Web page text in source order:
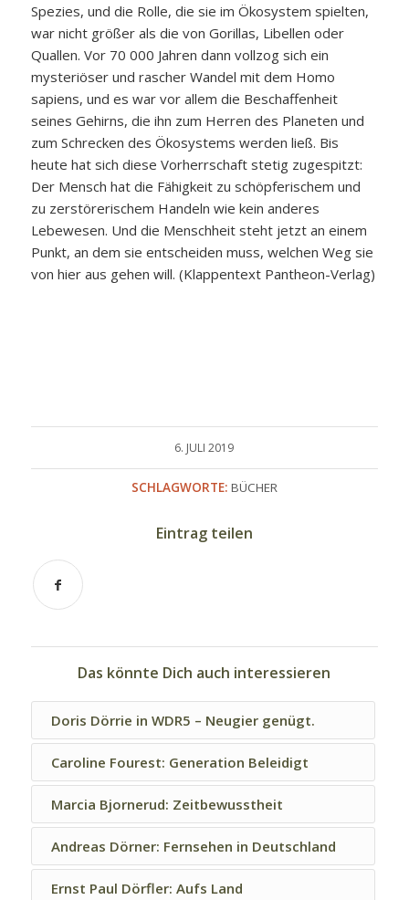
Spezies, und die Rolle, die sie im Ökosystem spielten,
war nicht größer als die von Gorillas, Libellen oder
Quallen. Vor 70 000 Jahren dann vollzog sich ein
mysteriöser und rascher Wandel mit dem Homo
sapiens, und es war vor allem die Beschaffenheit
seines Gehirns, die ihn zum Herren des Planeten und
zum Schrecken des Ökosystems werden ließ. Bis
heute hat sich diese Vorherrschaft stetig zugespitzt:
Der Mensch hat die Fähigkeit zu schöpferischem und
zu zerstörerischem Handeln wie kein anderes
Lebewesen. Und die Menschheit steht jetzt an einem
Punkt, an dem sie entscheiden muss, welchen Weg sie
von hier aus gehen will. (Klappentext Pantheon-Verlag)
6. JULI 2019
SCHLAGWORTE: BÜCHER
Eintrag teilen
Das könnte Dich auch interessieren
Doris Dörrie in WDR5 – Neugier genügt.
Caroline Fourest: Generation Beleidigt
Marcia Bjornerud: Zeitbewusstheit
Andreas Dörner: Fernsehen in Deutschland
Ernst Paul Dörfler: Aufs Land